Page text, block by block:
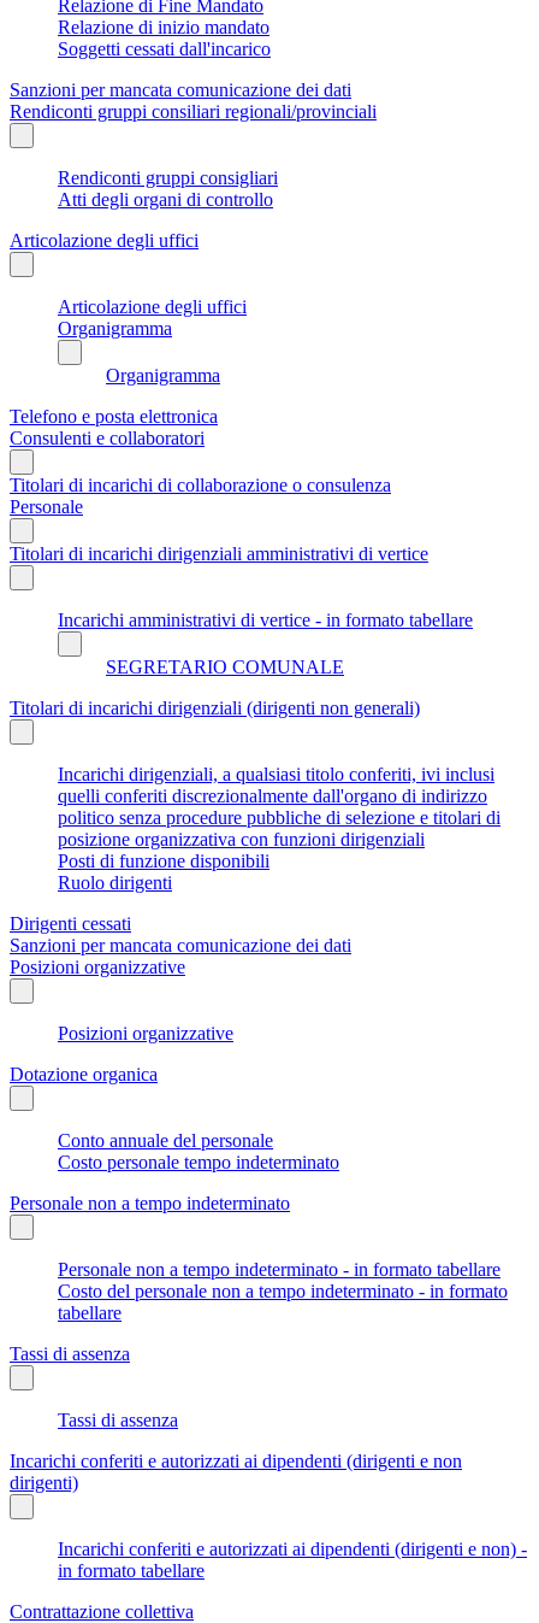
Relazione di Fine Mandato
Relazione di inizio mandato
Soggetti cessati dall'incarico
Sanzioni per mancata comunicazione dei dati
Rendiconti gruppi consiliari regionali/provinciali
Rendiconti gruppi consigliari
Atti degli organi di controllo
Articolazione degli uffici
Articolazione degli uffici
Organigramma
Organigramma
Telefono e posta elettronica
Consulenti e collaboratori
Titolari di incarichi di collaborazione o consulenza
Personale
Titolari di incarichi dirigenziali amministrativi di vertice
Incarichi amministrativi di vertice - in formato tabellare
SEGRETARIO COMUNALE
Titolari di incarichi dirigenziali (dirigenti non generali)
Incarichi dirigenziali, a qualsiasi titolo conferiti, ivi inclusi
quelli conferiti discrezionalmente dall'organo di indirizzo
politico senza procedure pubbliche di selezione e titolari di
posizione organizzativa con funzioni dirigenziali
Posti di funzione disponibili
Ruolo dirigenti
Dirigenti cessati
Sanzioni per mancata comunicazione dei dati
Posizioni organizzative
Posizioni organizzative
Dotazione organica
Conto annuale del personale
Costo personale tempo indeterminato
Personale non a tempo indeterminato
Personale non a tempo indeterminato - in formato tabellare
Costo del personale non a tempo indeterminato - in formato
tabellare
Tassi di assenza
Tassi di assenza
Incarichi conferiti e autorizzati ai dipendenti (dirigenti e non
dirigenti)
Incarichi conferiti e autorizzati ai dipendenti (dirigenti e non) -
in formato tabellare
Contrattazione collettiva